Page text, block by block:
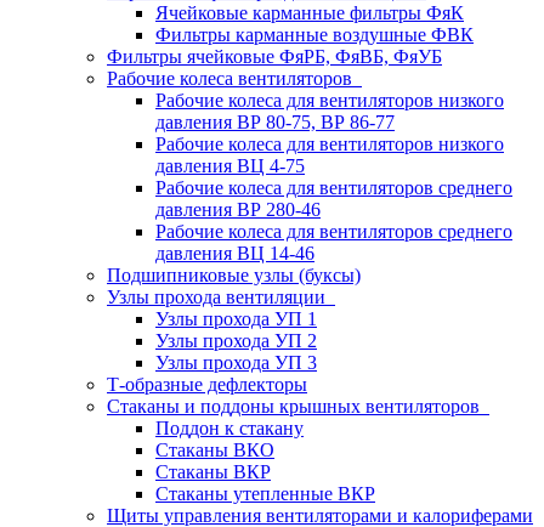
Ячейковые карманные фильтры ФяК
Фильтры карманные воздушные ФВК
Фильтры ячейковые ФяРБ, ФяВБ, ФяУБ
Рабочие колеса вентиляторов
Рабочие колеса для вентиляторов низкого
давления ВР 80-75, ВР 86-77
Рабочие колеса для вентиляторов низкого
давления ВЦ 4-75
Рабочие колеса для вентиляторов среднего
давления ВР 280-46
Рабочие колеса для вентиляторов среднего
давления ВЦ 14-46
Подшипниковые узлы (буксы)
Узлы прохода вентиляции
Узлы прохода УП 1
Узлы прохода УП 2
Узлы прохода УП 3
Т-образные дефлекторы
Стаканы и поддоны крышных вентиляторов
Поддон к стакану
Стаканы ВКО
Стаканы ВКР
Стаканы утепленные ВКР
Щиты управления вентиляторами и калориферами